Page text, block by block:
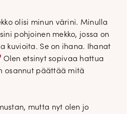
olisi minun värini. Minulla
pohjoinen mekko, jossa on
kuvioita. Se on ihana. Ihanat
Olen etsinyt sopivaa hattua
osannut päättää mitä
mutta nyt olen jo